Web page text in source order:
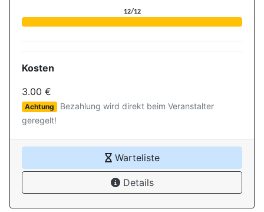
12/12
Aktuelle Belegung für die
Kosten
3.00 €
Achtung
Bezahlung wird direkt beim Veranstalter
geregelt!
Warteliste
Details